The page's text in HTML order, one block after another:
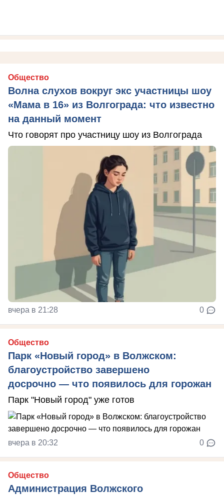
Общество
Волна слухов вокруг экс участницы шоу
«Мама в 16» из Волгограда: что известно
на данный момент
Что говорят про участницу шоу из Волгограда
вчера в 21:28 0
Общество
Парк «Новый город» в Волжском:
благоустройство завершено
досрочно — что появилось для горожан
Парк "Новый город" уже готов
вчера в 20:32 0
Общество
Администрация Волжского